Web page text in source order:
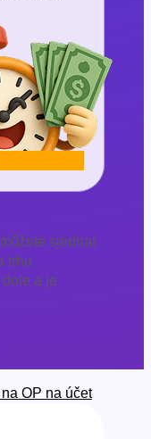
sjednat
trhu.
a je
OP na účet